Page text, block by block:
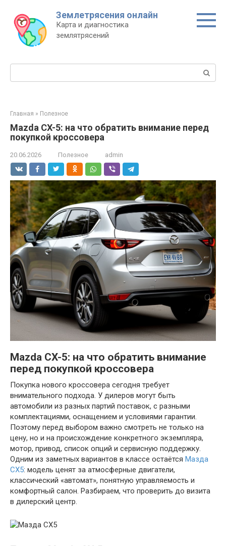
контенту
Землетрясения онлайн
Карта и диагностика
землятрясений
Главная » Полезное
Mazda CX-5: на что обратить внимание перед
покупкой кроссовера
20.06.2026 Полезное admin
Mazda CX-5: на что обратить внимание
перед покупкой кроссовера
Покупка нового кроссовера сегодня требует
внимательного подхода. У дилеров могут быть
автомобили из разных партий поставок, с разными
комплектациями, оснащением и условиями гарантии.
Поэтому перед выбором важно смотреть не только на
цену, но и на происхождение конкретного экземпляра,
мотор, привод, список опций и сервисную поддержку.
Одним из заметных вариантов в классе остаётся Мазда
CX5: модель ценят за атмосферные двигатели,
классический «автомат», понятную управляемость и
комфортный салон. Разбираем, что проверить до визита
в дилерский центр.